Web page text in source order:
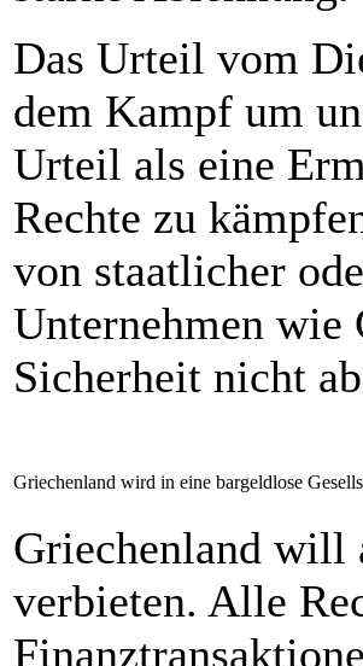
Das Urteil vom
dem Kampf um
Urteil als eine
Rechte zu
von staatlicher
Unternehmen wie
Sicherheit nicht
Griechenland wird in eine bargeldlose
Griechenland will
verbieten. Alle